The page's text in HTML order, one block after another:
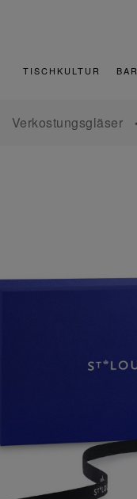
TISCHKULTUR BAR
Verkostungsgläser